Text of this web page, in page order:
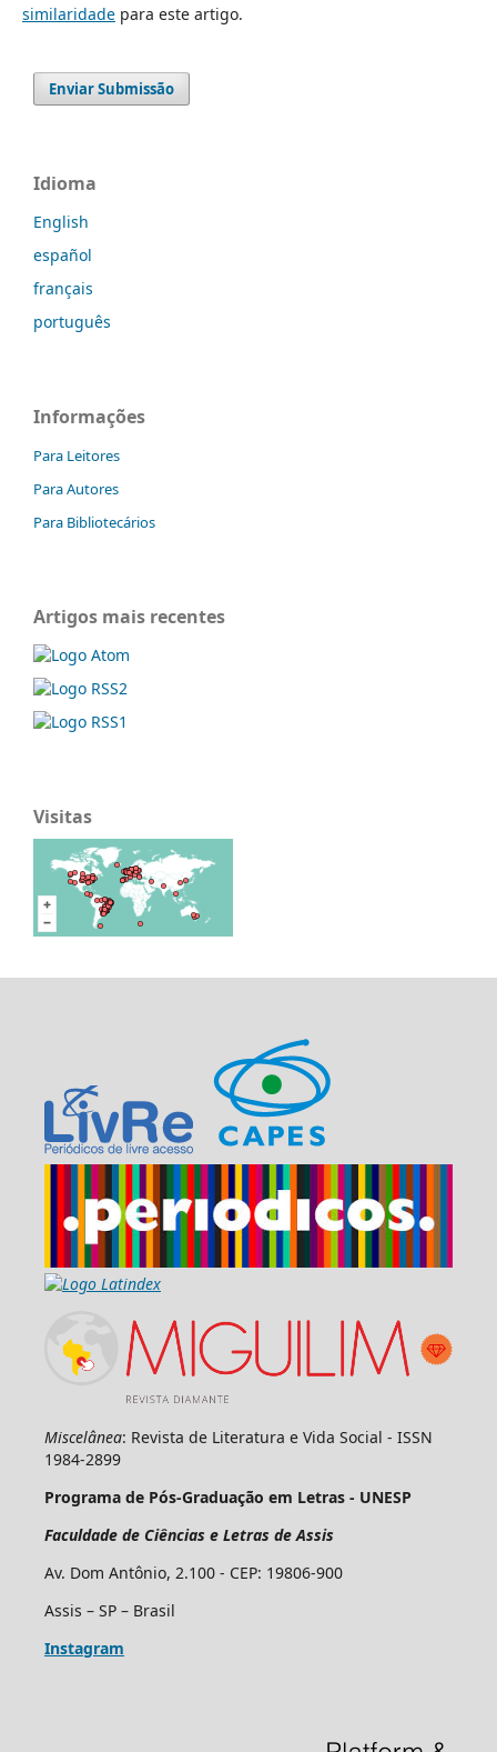
similaridadepara este artigo.
Enviar Submissão
Idioma
English
español
français
português
Informações
Para Leitores
Para Autores
Para Bibliotecários
Artigos mais recentes
Visitas
Miscelânea: Revista de Literatura e Vida Social - ISSN
1984-2899
Programa de Pós-Graduação em Letras - UNESP
Faculdade de Ciências e Letras de Assis
Av. Dom Antônio, 2.100 - CEP: 19806-900
Assis – SP – Brasil
Instagram